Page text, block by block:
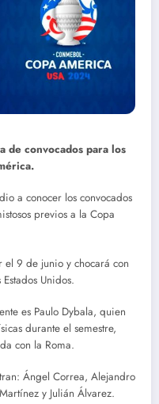
de convocados para los
a conocer los convocados
previos a la Copa
el 9 de junio y chocará con
Unidos.
es Paulo Dybala, quien
durante el semestre,
con la Roma.
Ángel Correa, Alejandro
y Julián Álvarez.